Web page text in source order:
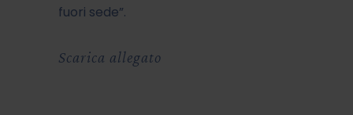
fuori sede”.
Scarica allegato